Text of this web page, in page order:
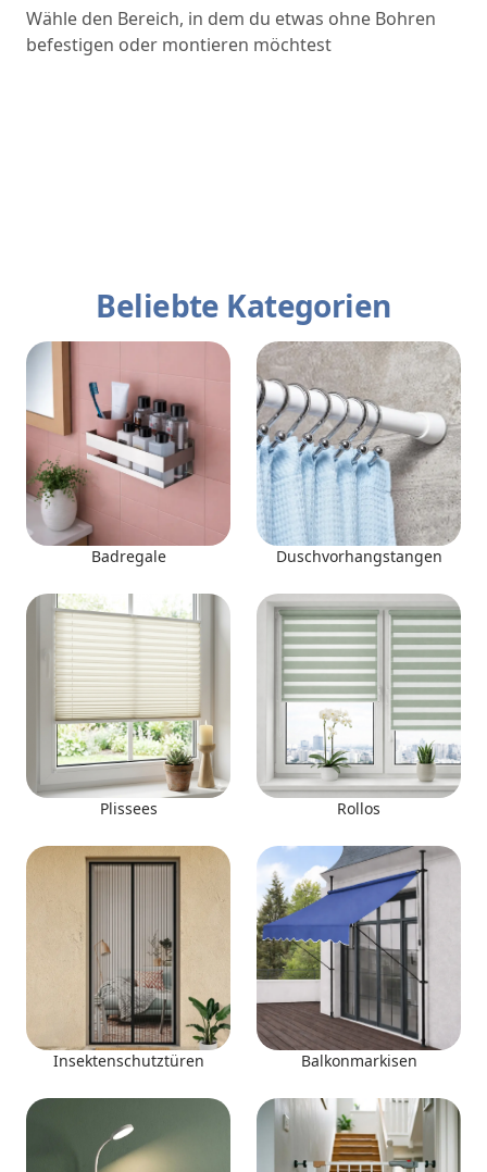
Wähle den Bereich, in dem du etwas ohne Bohren
befestigen oder montieren möchtest
Bad
Küche
Beliebte Kategorien
Badregale Duschvorhangstangen
Plissees Rollos
Insektenschutztüren Balkonmarkisen